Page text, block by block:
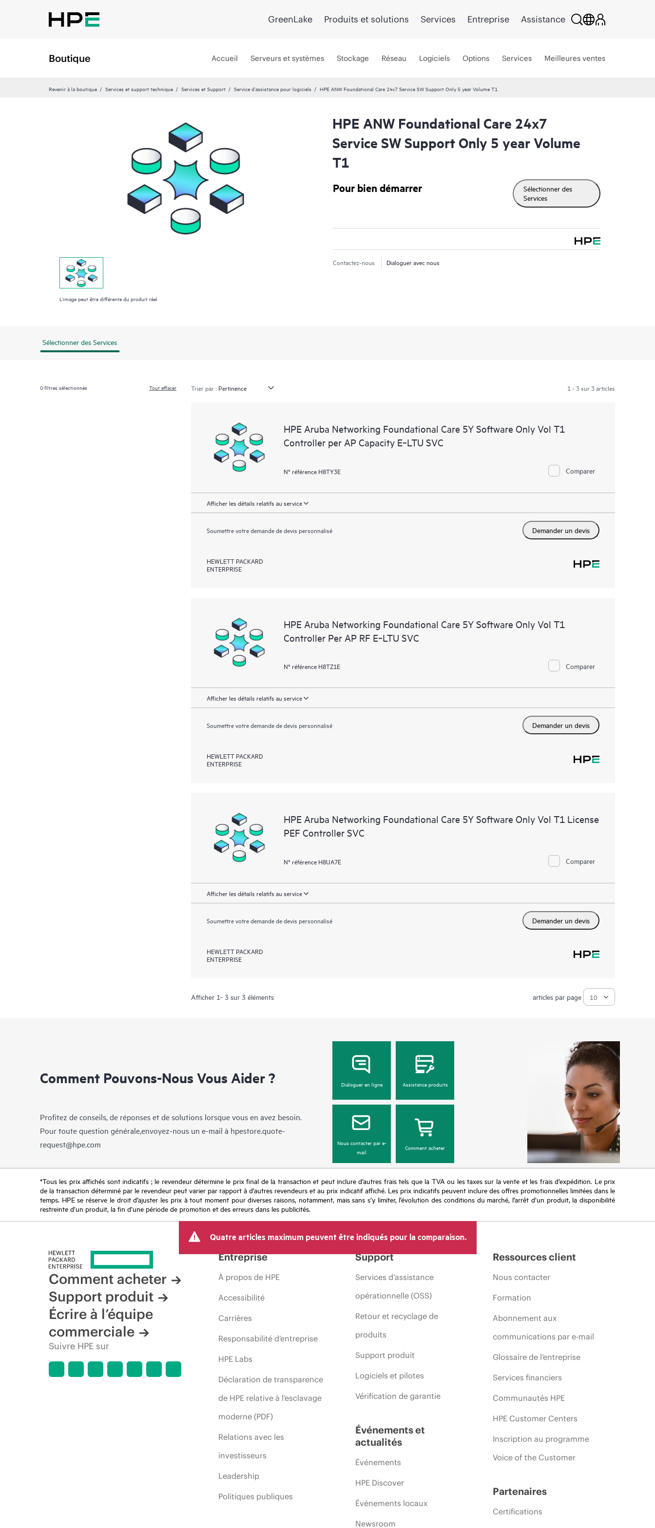
GreenLake Produits et solutions Services Entreprise Assistance
Boutique Accueil Serveurs et systèmes Stockage Réseau Logiciels Options Services Meilleures ventes
Revenir à la boutique Services et support technique Services et Support Service d’assistance pour logiciels HPE ANW Foundational Care 24x7 Service SW Support Only 5 year Volume T1
L’image peut être différente du produit réel
HPE ANW Foundational Care 24x7
Service SW Support Only 5 year Volume
T1
Pour bien démarrer
Sélectionner des
Services
Contactez-nous Dialoguer avec nous
Sélectionner des Services
0filtres sélectionnés Tout effacer Trier par : 1 - 3 sur 3 articles
HPE Aruba Networking Foundational Care 5Y Software Only Vol T1
Controller per AP Capacity E‑LTU SVC
N° référence H8TY3E Comparer
Afficher les détails relatifs au service
Soumettre votre demande de devis personnalisé Demander un devis
HEWLETT PACKARD
ENTERPRISE
HPE Aruba Networking Foundational Care 5Y Software Only Vol T1
Controller Per AP RF E‑LTU SVC
N° référence H8TZ1E Comparer
Afficher les détails relatifs au service
Soumettre votre demande de devis personnalisé Demander un devis
HEWLETT PACKARD
ENTERPRISE
HPE Aruba Networking Foundational Care 5Y Software Only Vol T1 License
PEF Controller SVC
N° référence H8UA7E Comparer
Afficher les détails relatifs au service
Soumettre votre demande de devis personnalisé Demander un devis
HEWLETT PACKARD
ENTERPRISE
Afficher 1- 3 sur 3 éléments articles par page
Comment Pouvons-Nous Vous Aider ?
Profitez de conseils, de réponses et de solutions lorsque vous en avez besoin.
Pour toute question générale,envoyez-nous un e-mail à hpestore.quote-
request@hpe.com
Dialoguer en ligne Assistance produits
Nous contacter par e-
mail
Comment acheter
*Tous les prix affichés sont indicatifs ; le revendeur détermine le prix final de la transaction et peut inclure d’autres frais tels que la TVA ou les taxes sur la vente et les frais d’expédition. Le prix
de la transaction déterminé par le revendeur peut varier par rapport à d’autres revendeurs et au prix indicatif affiché. Les prix indicatifs peuvent inclure des offres promotionnelles limitées dans le
temps. HPE se réserve le droit d’ajuster les prix à tout moment pour diverses raisons, notamment, mais sans s’y limiter, l’évolution des conditions du marché, l’arrêt d’un produit, la disponibilité
restreinte d’un produit, la fin d’une période de promotion et des erreurs dans les publicités.
Quatre articles maximum peuvent être indiqués pour la comparaison.
Comment acheter
Support produit
Écrire à l’équipe
commerciale
Suivre HPE sur
Entreprise
À propos de HPE
Accessibilité
Carrières
Responsabilité d’entreprise
HPE Labs
Déclaration de transparence
de HPE relative à l’esclavage
moderne (PDF)
Relations avec les
investisseurs
Leadership
Politiques publiques
Support
Services d’assistance
opérationnelle (OSS)
Retour et recyclage de
produits
Support produit
Logiciels et pilotes
Vérification de garantie
Événements et
actualités
Événements
HPE Discover
Événements locaux
Newsroom
Ressources client
Nous contacter
Formation
Abonnement aux
communications par e-mail
Glossaire de l’entreprise
Services financiers
Communautés HPE
HPE Customer Centers
Inscription au programme
Voice of the Customer
Partenaires
Certifications